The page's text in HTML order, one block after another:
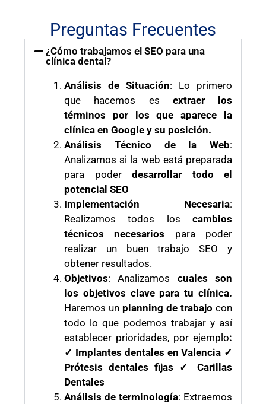
Preguntas Frecuentes
¿Cómo trabajamos el SEO para una
clínica dental?
Análisis de Situación: Lo primero
que hacemos es extraer los
términos por los que aparece la
clínica en Google y su posición.
Análisis Técnico de la Web:
Analizamos si la web está preparada
para poder desarrollar todo el
potencial SEO
Implementación Necesaria:
Realizamos todos los cambios
técnicos necesarios para poder
realizar un buen trabajo SEO y
obtener resultados.
Objetivos: Analizamos cuales son
los objetivos clave para tu clínica.
Haremos un planning de trabajo con
todo lo que podemos trabajar y así
establecer prioridades, por ejemplo:
✓ Implantes dentales en Valencia ✓
Prótesis dentales fijas ✓ Carillas
Dentales
Análisis de terminología: Extraemos